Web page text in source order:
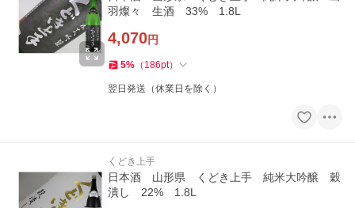
羽燦々 生酒 33% 1.8L
4,070円
5% （ 186pt）
翌日発送（休業日を除く）
くどき上手
日本酒 山形県 くどき上手 純米大吟醸 穀
潰し 22% 1.8L